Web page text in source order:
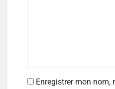
Enregistrer mon nom,